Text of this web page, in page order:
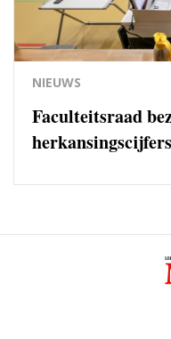
NIEUWS
Faculteitsraad
herkansingscijfers